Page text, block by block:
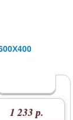
1 233 р.